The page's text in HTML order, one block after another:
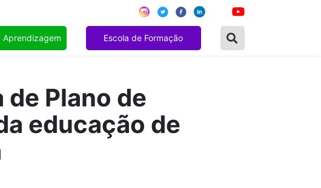
Aprendizagem Escola de Formação
Plano de
educação de